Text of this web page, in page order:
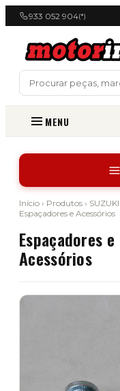
933 052 904(*)
MENU
Início › Produtos › SUZUKI
Espaçadores e Acessórios
Espaçadores e
Acessórios